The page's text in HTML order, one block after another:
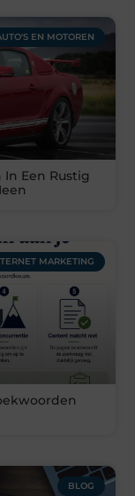
EN MOTOREN
Een Rustig
MARKETING
BLOG